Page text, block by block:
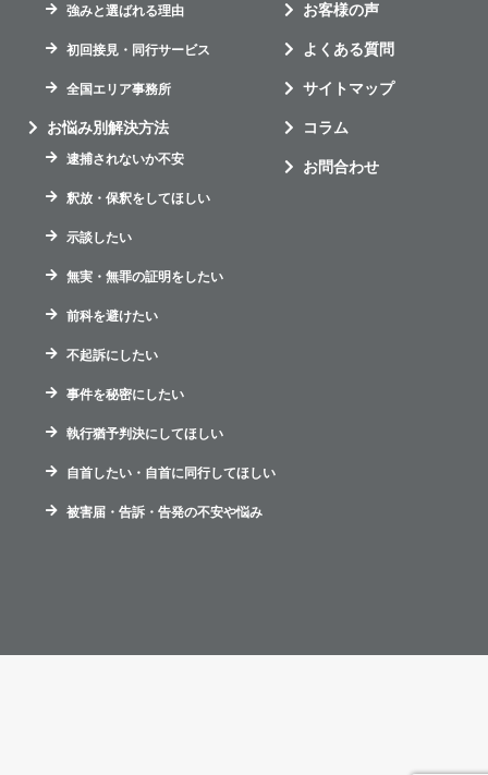
強みと選ばれる理由
初回接見・同行サービス
全国エリア事務所
お悩み別解決方法
逮捕されないか不安
釈放・保釈をしてほしい
示談したい
無実・無罪の証明をしたい
前科を避けたい
不起訴にしたい
事件を秘密にしたい
執行猶予判決にしてほしい
自首したい・自首に同行してほしい
被害届・告訴・告発の不安や悩み
お客様の声
よくある質問
サイトマップ
コラム
お問合わせ